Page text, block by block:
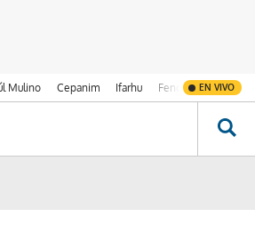
Mulino Cepanim Ifarhu Fenómeno de El
EN VIVO